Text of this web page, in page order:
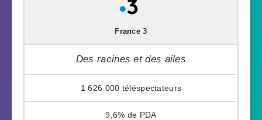
France 3
Des racines et des ailes
1 626 000
9,6%